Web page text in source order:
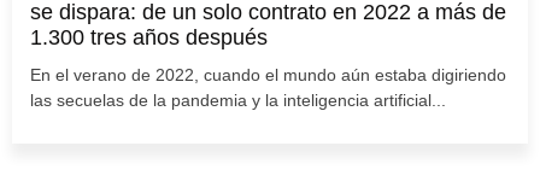
se dispara: de un solo contrato en 2022 a más de
1.300 tres años después
En el verano de 2022, cuando el mundo aún estaba digiriendo
las secuelas de la pandemia y la inteligencia artificial...